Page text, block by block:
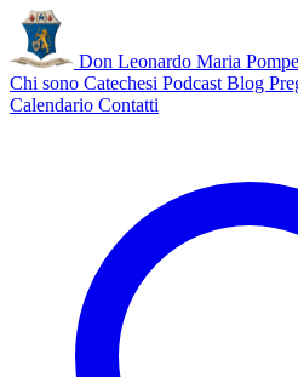
Don Leonardo Maria
Chi sono Catechesi Podcast Blog
Calendario Contatti